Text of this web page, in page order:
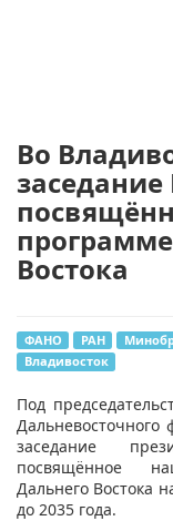
Во
заседание
Востока
ФАНО РАН
Владивосток
​Под
Дальневосточного
заседание
посвящённое
Дальнего Востока
до 2035 года.